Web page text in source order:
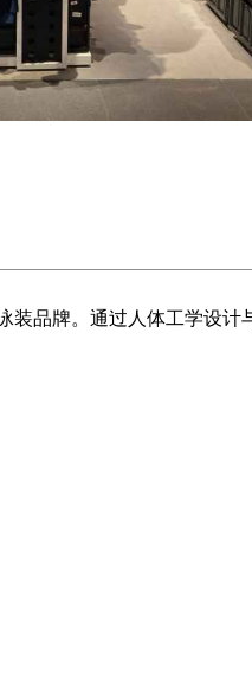
品牌。通过人体工学设